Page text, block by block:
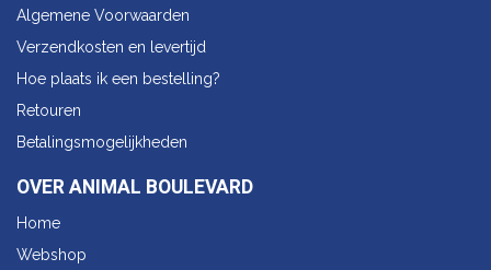
Algemene Voorwaarden
Verzendkosten en levertijd
Hoe plaats ik een bestelling?
Retouren
Betalingsmogelijkheden
OVER ANIMAL BOULEVARD
Home
Webshop